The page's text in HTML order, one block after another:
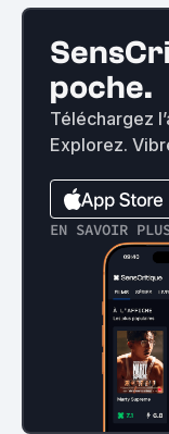
poche.
Téléchargez
Explorez.
EN SAVOIR